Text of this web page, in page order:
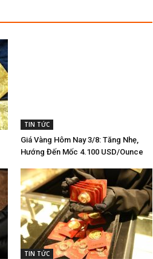
TIN TỨC
Giá Vàng Hôm Nay 3/8: Tăng Nhẹ,
Hướng Đến Mốc 4.100 USD/Ounce
TIN TỨC